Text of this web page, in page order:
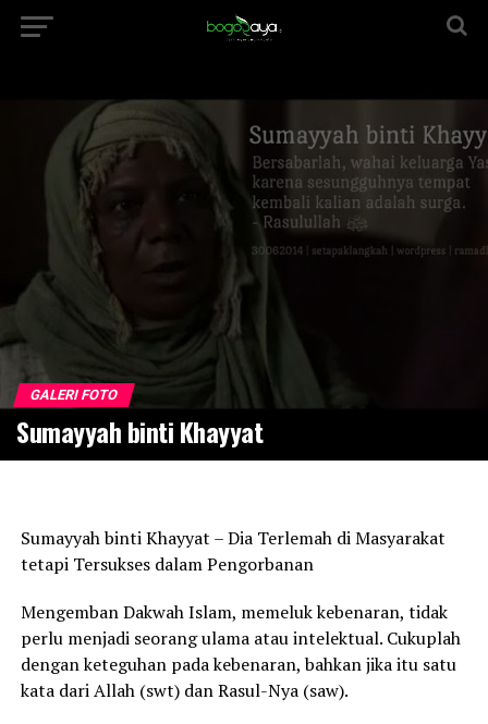
GALERI FOTO
Sumayyah binti Khayyat
Sumayyah binti Khayyat – Dia Terlemah di Masyarakat
tetapi Tersukses dalam Pengorbanan
Mengemban Dakwah Islam, memeluk kebenaran, tidak
perlu menjadi seorang ulama atau intelektual. Cukuplah
dengan keteguhan pada kebenaran, bahkan jika itu satu
kata dari Allah (swt) dan Rasul-Nya (saw).